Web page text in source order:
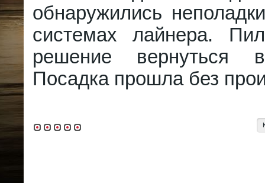
обнаружились
системах лайнера.
решение вернуться
Посадка прошла без